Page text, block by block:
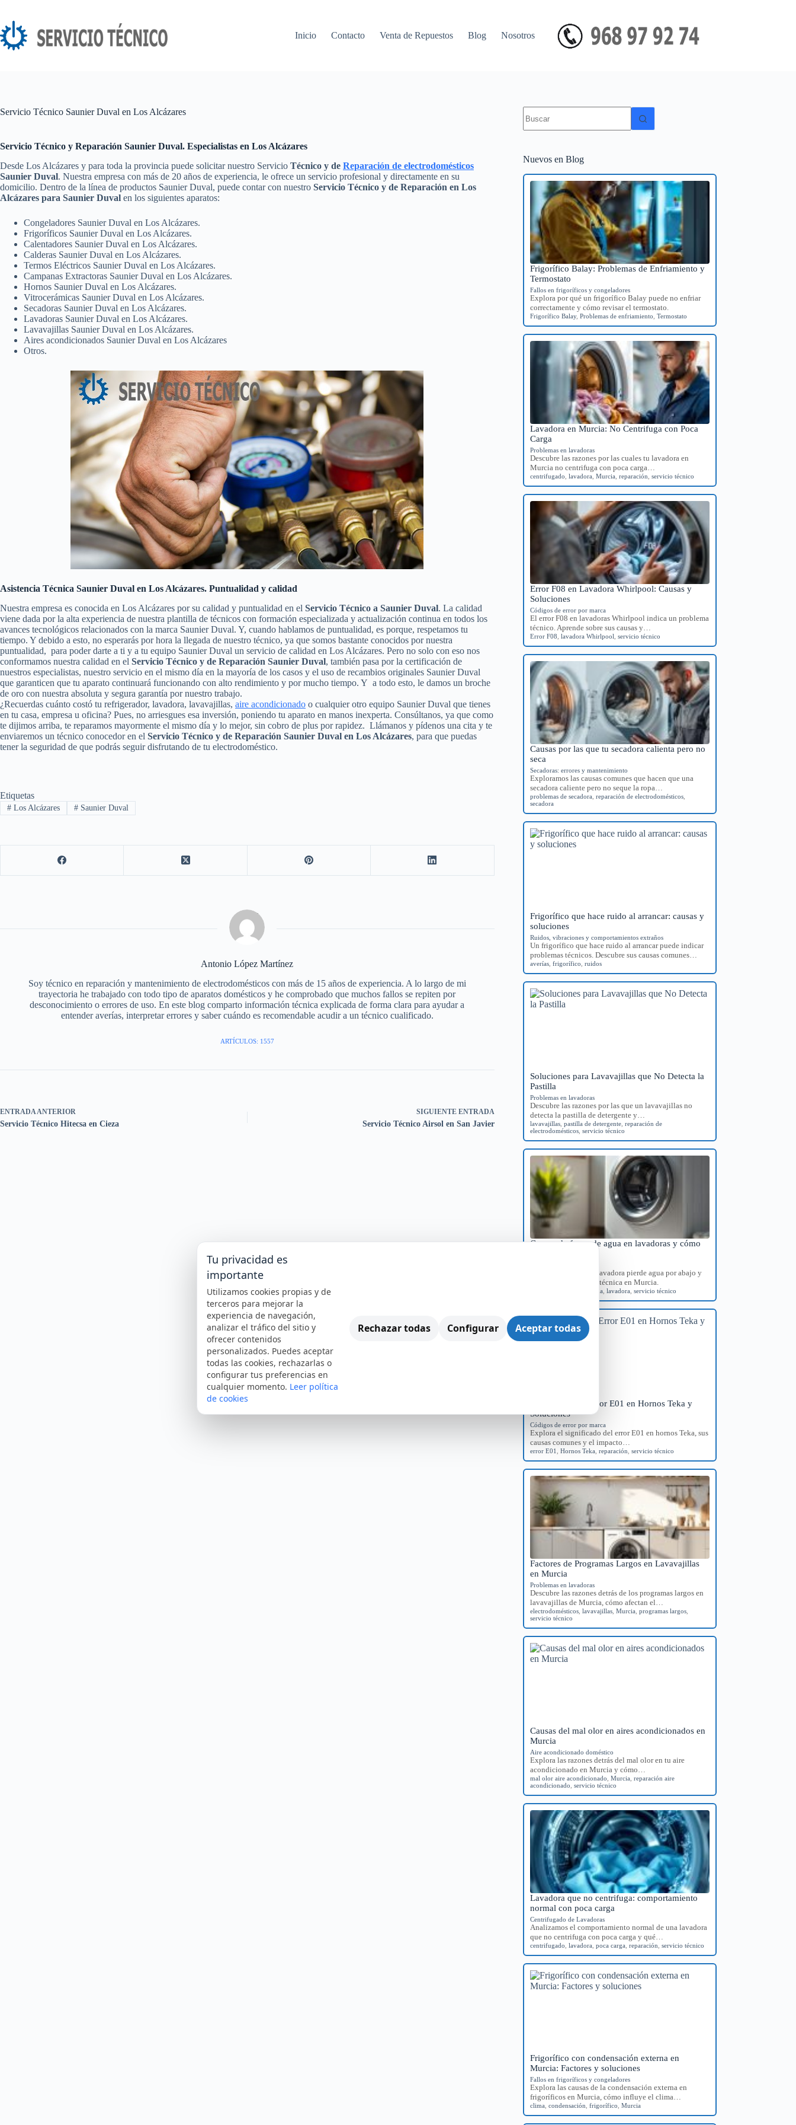
contenido
Inicio
Contacto Venta de Repuestos Blog Nosotros
Servicio Técnico Saunier Duval en Los Alcázares
Servicio Técnico y Reparación Saunier Duval. Especialistas en Los Alcázares
Desde Los Alcázares y para toda la provincia puede solicitar nuestro Servicio Técnico y de Reparación de electrodomésticos
Saunier Duval. Nuestra empresa con más de 20 años de experiencia, le ofrece un servicio profesional y directamente en su
domicilio. Dentro de la línea de productos Saunier Duval, puede contar con nuestro Servicio Técnico y de Reparación en Los
Alcázares para Saunier Duval en los siguientes aparatos:
Congeladores Saunier Duval en Los Alcázares.
Frigoríficos Saunier Duval en Los Alcázares.
Calentadores Saunier Duval en Los Alcázares.
Calderas Saunier Duval en Los Alcázares.
Termos Eléctricos Saunier Duval en Los Alcázares.
Campanas Extractoras Saunier Duval en Los Alcázares.
Hornos Saunier Duval en Los Alcázares.
Vitrocerámicas Saunier Duval en Los Alcázares.
Secadoras Saunier Duval en Los Alcázares.
Lavadoras Saunier Duval en Los Alcázares.
Lavavajillas Saunier Duval en Los Alcázares.
Aires acondicionados Saunier Duval en Los Alcázares
Otros.
Asistencia Técnica Saunier Duval en Los Alcázares. Puntualidad y calidad
Nuestra empresa es conocida en Los Alcázares por su calidad y puntualidad en el Servicio Técnico a Saunier Duval. La calidad
viene dada por la alta experiencia de nuestra plantilla de técnicos con formación especializada y actualización continua en todos los
avances tecnológicos relacionados con la marca Saunier Duval. Y, cuando hablamos de puntualidad, es porque, respetamos tu
tiempo. Y debido a esto, no esperarás por hora la llegada de nuestro técnico, ya que somos bastante conocidos por nuestra
puntualidad, para poder darte a ti y a tu equipo Saunier Duval un servicio de calidad en Los Alcázares. Pero no solo con eso nos
conformamos nuestra calidad en el Servicio Técnico y de Reparación Saunier Duval, también pasa por la certificación de
nuestros especialistas, nuestro servicio en el mismo día en la mayoría de los casos y el uso de recambios originales Saunier Duval
que garanticen que tu aparato continuará funcionando con alto rendimiento y por mucho tiempo. Y a todo esto, le damos un broche
de oro con nuestra absoluta y segura garantía por nuestro trabajo.
¿Recuerdas cuánto costó tu refrigerador, lavadora, lavavajillas, aire acondicionado o cualquier otro equipo Saunier Duval que tienes
en tu casa, empresa u oficina? Pues, no arriesgues esa inversión, poniendo tu aparato en manos inexperta. Consúltanos, ya que como
te dijimos arriba, te reparamos mayormente el mismo día y lo mejor, sin cobro de plus por rapidez. Llámanos y pídenos una cita y te
enviaremos un técnico conocedor en el Servicio Técnico y de Reparación Saunier Duval en Los Alcázares, para que puedas
tener la seguridad de que podrás seguir disfrutando de tu electrodoméstico.
Etiquetas
#Los Alcázares #Saunier Duval
Antonio López Martínez
Soy técnico en reparación y mantenimiento de electrodomésticos con más de 15 años de experiencia. A lo largo de mi
trayectoria he trabajado con todo tipo de aparatos domésticos y he comprobado que muchos fallos se repiten por
desconocimiento o errores de uso. En este blog comparto información técnica explicada de forma clara para ayudar a
entender averías, interpretar errores y saber cuándo es recomendable acudir a un técnico cualificado.
ARTÍCULOS: 1557
ENTRADA ANTERIOR
Servicio Técnico Hitecsa en Cieza
SIGUIENTE ENTRADA
Servicio Técnico Airsol en San Javier
resultados
Nuevos en Blog
Frigorífico Balay: Problemas de Enfriamiento y
Termostato
Fallos en frigoríficos y congeladores
Explora por qué un frigorífico Balay puede no enfriar
correctamente y cómo revisar el termostato.
Frigorífico Balay,Problemas de enfriamiento ,Termostato
Lavadora en Murcia: No Centrifuga con Poca
Carga
Problemas en lavadoras
Descubre las razones por las cuales tu lavadora en
Murcia no centrifuga con poca carga…
centrifugado ,lavadora ,Murcia ,reparación ,servicio técnico
Error F08 en Lavadora Whirlpool: Causas y
Soluciones
Códigos de error por marca
El error F08 en lavadoras Whirlpool indica un problema
técnico. Aprende sobre sus causas y…
Error F08 ,lavadora Whirlpool ,servicio técnico
Causas por las que tu secadora calienta pero no
seca
Secadoras: errores y mantenimiento
Exploramos las causas comunes que hacen que una
secadora caliente pero no seque la ropa…
problemas de secadora ,reparación de electrodomésticos
secadora
Frigorífico que hace ruido al arrancar: causas y
soluciones
Ruidos, vibraciones y comportamientos extraños
Un frigorífico que hace ruido al arrancar puede indicar
problemas técnicos. Descubre sus causas comunes…
averías ,frigorífico ,ruidos
Soluciones para Lavavajillas que No Detecta la
Pastilla
Problemas en lavadoras
Descubre las razones por las que un lavavajillas no
detecta la pastilla de detergente y…
lavavajillas ,pastilla de detergente ,reparación de
electrodomésticos ,servicio técnico
Causas de fugas de agua en lavadoras y cómo
Identifica por qué tu lavadora pierde agua por abajo y
consigue orientación técnica en Murcia.
fugas de agua ,lavadora ,servicio técnico
Significado del Error E01 en Hornos Teka y
Soluciones
Códigos de error por marca
Explora el significado del error E01 en hornos Teka, sus
causas comunes y el impacto…
error E01 ,Hornos Teka ,reparación ,servicio técnico
Factores de Programas Largos en Lavavajillas
en Murcia
Problemas en lavadoras
Descubre las razones detrás de los programas largos en
lavavajillas de Murcia, cómo afectan el…
electrodomésticos ,lavavajillas ,Murcia ,programas largos
servicio técnico
Causas del mal olor en aires acondicionados en
Murcia
Aire acondicionado doméstico
Explora las razones detrás del mal olor en tu aire
acondicionado en Murcia y cómo…
mal olor aire acondicionado ,Murcia ,reparación aire
acondicionado ,servicio técnico
Lavadora que no centrifuga: comportamiento
normal con poca carga
Centrifugado de Lavadoras
Analizamos el comportamiento normal de una lavadora
que no centrifuga con poca carga y qué…
centrifugado ,lavadora ,poca carga ,reparación ,servicio técnico
Frigorífico con condensación externa en
Murcia: Factores y soluciones
Fallos en frigoríficos y congeladores
Explora las causas de la condensación externa en
frigoríficos en Murcia, cómo influye el clima…
clima ,condensación ,frigorífico ,Murcia
Tu privacidad es
importante
Utilizamos cookies propias y de
terceros para mejorar la
experiencia de navegación,
analizar el tráfico del sitio y
ofrecer contenidos
personalizados. Puedes aceptar
todas las cookies, rechazarlas o
configurar tus preferencias en
cualquier momento. Leer política
de cookies
Rechazar todas Configurar Aceptar todas